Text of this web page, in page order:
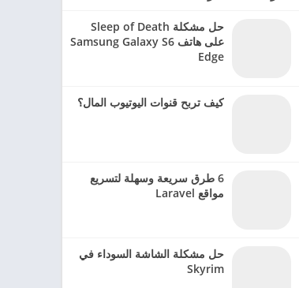
حل مشكلة Sleep of Death
على هاتف Samsung Galaxy S6
Edge
كيف تربح قنوات اليوتيوب المال؟
6 طرق سريعة وسهلة لتسريع
مواقع Laravel
حل مشكلة الشاشة السوداء في
Skyrim